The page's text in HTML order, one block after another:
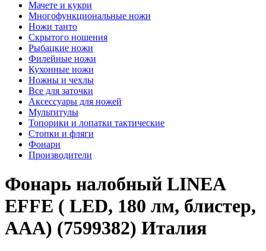
Мачете и кукри
Многофункциональные ножи
Ножи танто
Скрытого ношения
Рыбацкие ножи
Филейные ножи
Кухонные ножи
Ножны и чехлы
Все для заточки
Аксессуары для ножей
Мультитулы
Топорики и лопатки тактические
Стопки и фляги
Фонари
Производители
Фонарь налобный LINEA
EFFE ( LED, 180 лм, блистер,
ААА) (7599382) Италия